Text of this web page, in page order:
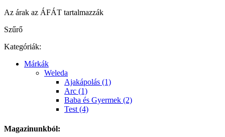
Az árak az ÁFÁT tartalmazzák
Szűrő
Kategóriák:
Márkák
Weleda
Ajakápolás (1)
Arc (1)
Baba és Gyermek (2)
Test (4)
Magazinunkból: